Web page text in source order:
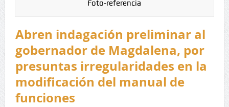
Foto-referencia
Abren indagación preliminar al
gobernador de Magdalena, por
presuntas irregularidades en la
modificación del manual de
funciones